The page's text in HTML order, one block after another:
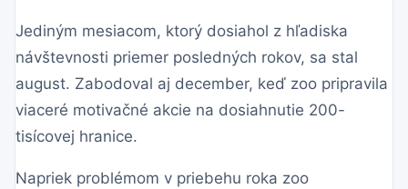
Jediným mesiacom, ktorý dosiahol z hľadiska
návštevnosti priemer posledných rokov, sa stal
august. Zabodoval aj december, keď zoo pripravila
viaceré motivačné akcie na dosiahnutie 200-
tisícovej hranice.
Napriek problémom v priebehu roka zoo